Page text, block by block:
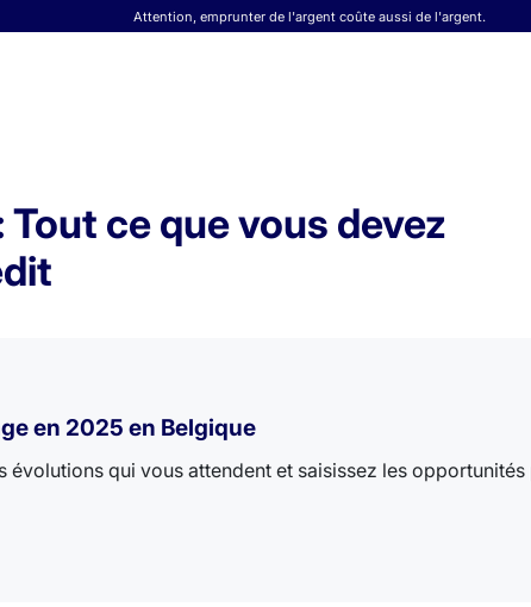
Attention, emprunter de l'argent coûte aussi de l'argent.
Tout ce que vous devez
en 2025 en Belgique
évolutions qui vous attendent et saisissez les